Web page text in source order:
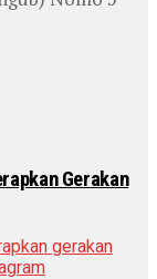
Gerakan